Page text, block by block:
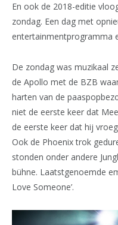
En ook de 2018-editie
zondag. Een dag met
entertainmentprogramma
De zondag was muzikaal
de Apollo met de BZB
harten van de
niet de eerste keer dat
de eerste keer dat hij
Ook de Phoenix trok
stonden onder andere
bühne. Laatstgenoemde
Love Someone’.